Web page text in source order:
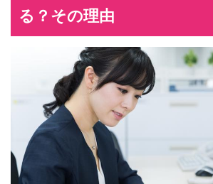
る？その理由